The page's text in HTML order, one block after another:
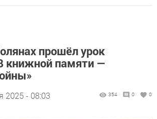
прошёл урок
книжной памяти —
2025 - 08:03 354 0 0